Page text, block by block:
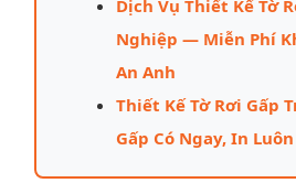
Dịch Vụ Thiết Kế Tờ
Nghiệp — Miễn Phí
An Anh
Thiết Kế Tờ Rơi Gấp
Gấp Có Ngay, In